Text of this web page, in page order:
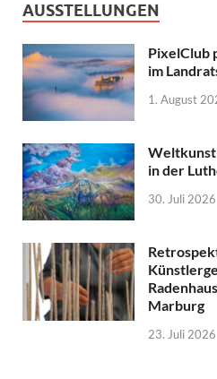
AUSSTELLUNGEN
PixelClub
im
1. August
Weltkunst
in der
30. Juli 2026
Marburg
23. Juli 2026